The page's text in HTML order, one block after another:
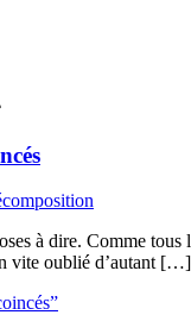
à dire. Comme
vite oublié d’autant […]